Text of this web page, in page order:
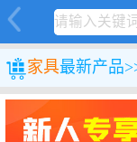
家具最新产品